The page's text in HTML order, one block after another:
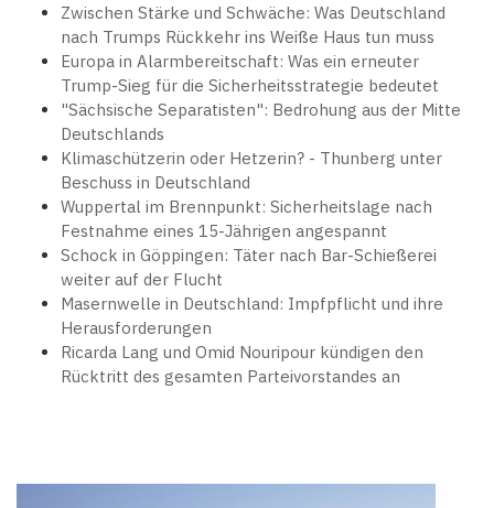
Zwischen Stärke und Schwäche: Was Deutschland
nach Trumps Rückkehr ins Weiße Haus tun muss
Europa in Alarmbereitschaft: Was ein erneuter
Trump-Sieg für die Sicherheitsstrategie bedeutet
"Sächsische Separatisten": Bedrohung aus der Mitte
Deutschlands
Klimaschützerin oder Hetzerin? - Thunberg unter
Beschuss in Deutschland
Wuppertal im Brennpunkt: Sicherheitslage nach
Festnahme eines 15-Jährigen angespannt
Schock in Göppingen: Täter nach Bar-Schießerei
weiter auf der Flucht
Masernwelle in Deutschland: Impfpflicht und ihre
Herausforderungen
Ricarda Lang und Omid Nouripour kündigen den
Rücktritt des gesamten Parteivorstandes an